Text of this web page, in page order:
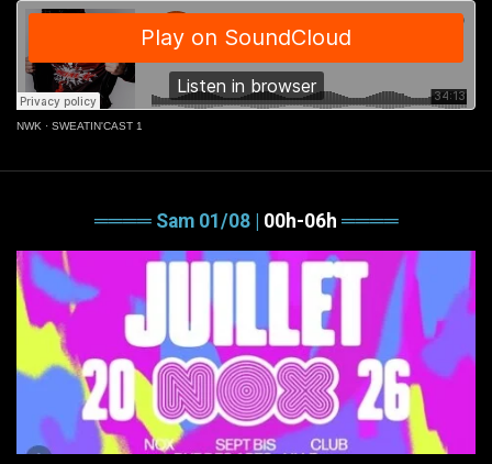
NWK · SWEATIN'CAST 1
════ Sam 01/08| 00h-06h ════